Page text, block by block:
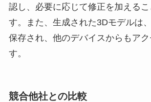
認し、必要に応じて修正を加えるこ
す。また、生成された3Dモデルは
保存され、他のデバイスからもア
す。
競合他社との比較